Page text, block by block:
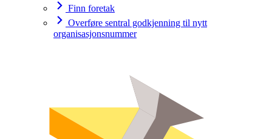
Finn foretak
Overføre sentral godkjenning til nytt
organisasjonsnummer